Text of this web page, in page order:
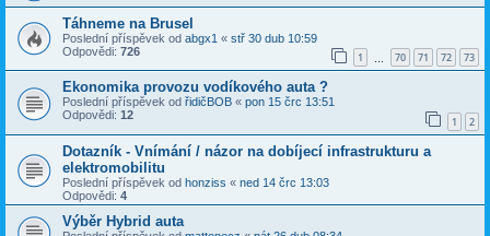
Táhneme na Brusel
Poslední příspěvek od abgx1 « stř 30 dub 10:59
Odpovědi: 726 1 70 71 72 73
Ekonomika provozu vodíkového auta ?
Poslední příspěvek od řidičBOB « pon 15 črc 13:51
Odpovědi: 12 1 2
Dotazník - Vnímání / názor na dobíjecí infrastrukturu a
elektromobilitu
Poslední příspěvek od honziss « ned 14 črc 13:03
Odpovědi: 4
Výběr Hybrid auta